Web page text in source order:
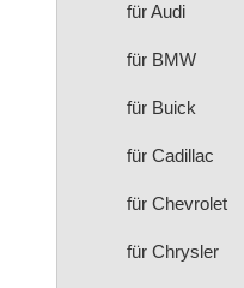
für Audi
für BMW
für Buick
für Cadillac
für Chevrolet
für Chrysler